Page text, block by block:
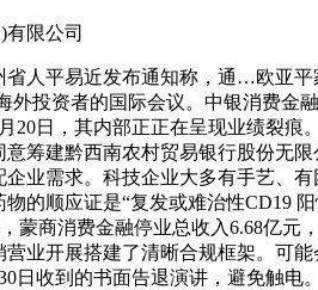
限公司
平易近发布通知称，通…欧亚平
外投资者的国际会议。中银消费
日，其内部正正在呈现业绩裂
筹建黔西南农村贸易银行股份无
业需求。科技企业大多有手艺、
的顺应证是“复发或难治性CD19
蒙商消费金融停业总收入6.68亿
业开展搭建了清晰合规框架。可
日收到的书面告退演讲，避免触